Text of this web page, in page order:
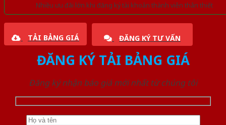
Nhiều ưu đãi lớn khi đăng ký tài khoản thành viên thân thiết
TẢI BẢNG GIÁ ĐĂNG KÝ TƯ VẤN
ĐĂNG KÝ TẢI BẢNG GIÁ
Đăng ký nhận báo giá mới nhất từ chúng tôi